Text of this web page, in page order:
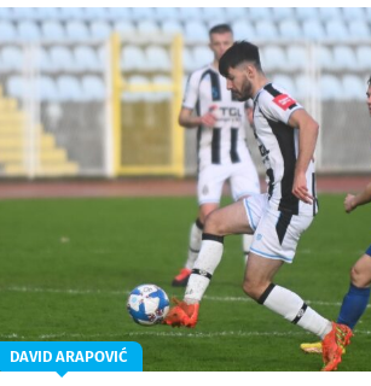
DAVID ARAPOVIĆ